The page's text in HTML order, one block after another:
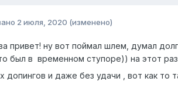
2 июля, 2020 (изменено)
привет! ну вот поймал шлем, думал
был в временном ступоре)) на этот
допингов и даже без удачи , вот как то